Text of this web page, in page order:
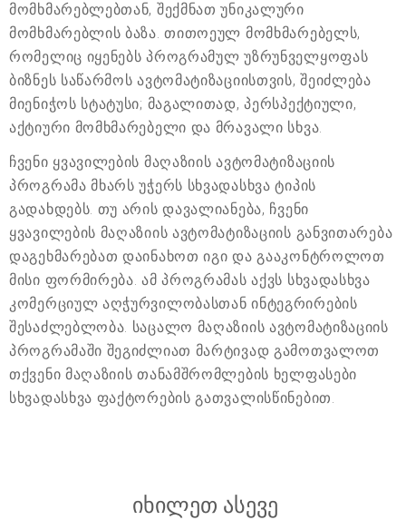
მომხმარებლებთან, შექმნათ უნიკალური
მომხმარებლის ბაზა. თითოეულ მომხმარებელს,
რომელიც იყენებს პროგრამულ უზრუნველყოფას
ბიზნეს საწარმოს ავტომატიზაციისთვის, შეიძლება
მიენიჭოს სტატუსი; მაგალითად, პერსპექტიული,
აქტიური მომხმარებელი და მრავალი სხვა.
ჩვენი ყვავილების მაღაზიის ავტომატიზაციის
პროგრამა მხარს უჭერს სხვადასხვა ტიპის
გადახდებს. თუ არის დავალიანება, ჩვენი
ყვავილების მაღაზიის ავტომატიზაციის განვითარება
დაგეხმარებათ დაინახოთ იგი და გააკონტროლოთ
მისი ფორმირება. ამ პროგრამას აქვს სხვადასხვა
კომერციულ აღჭურვილობასთან ინტეგრირების
შესაძლებლობა. საცალო მაღაზიის ავტომატიზაციის
პროგრამაში შეგიძლიათ მარტივად გამოთვალოთ
თქვენი მაღაზიის თანამშრომლების ხელფასები
სხვადასხვა ფაქტორების გათვალისწინებით.
იხილეთ ასევე